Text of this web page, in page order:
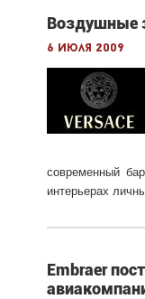
Воздушные
6 июля 2009
современный
интерьерах
Embraer